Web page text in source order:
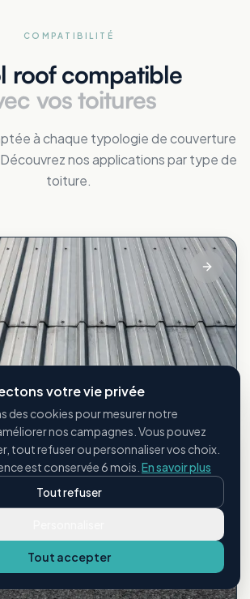
COMPATIBILITÉ
roof compatible
vos toitures
à chaque typologie de couverture
nos applications par type de
toiture.
industrielles
bitumineuse
votre vie privée
des cookies pour mesurer notre
nos campagnes. Vous pouvez
tout refuser ou personnaliser vos choix.
est conservée 6 mois. En savoir plus
Tout refuser
Tout accepter